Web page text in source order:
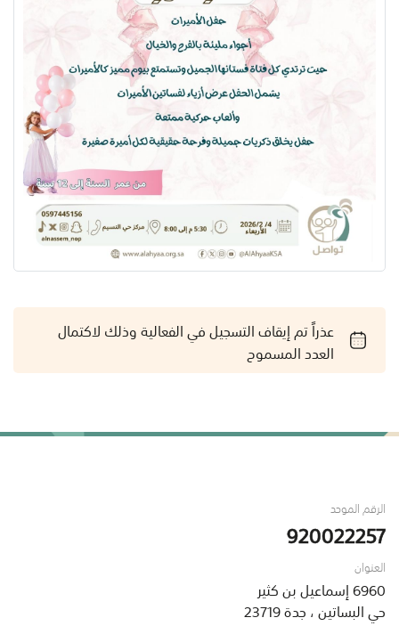
عذراً تم إيقاف التسجيل في الفعالية وذلك لاكتمال
العدد المسموح
الرقم الموحد
920022257
العنوان
6960 إسماعيل بن كثير
حي البساتين ، جدة 23719